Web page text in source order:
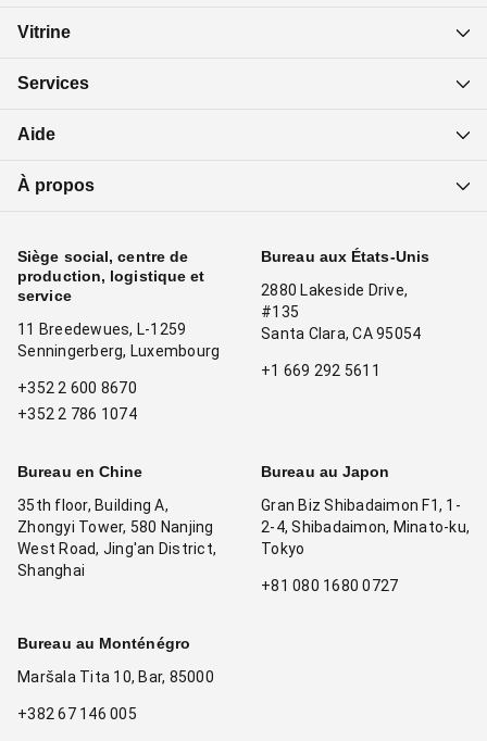
Vitrine
Services
Aide
À propos
Siège social, centre de
production, logistique et
service
11 Breedewues, L-1259
Senningerberg, Luxembourg
+352 2 600 8670
+352 2 786 1074
Bureau aux États-Unis
2880 Lakeside Drive,
#135
Santa Clara, CA 95054
+1 669 292 5611
Bureau en Chine
35th floor, Building A,
Zhongyi Tower, 580 Nanjing
West Road, Jing'an District,
Shanghai
Bureau au Japon
Gran Biz Shibadaimon F1, 1-
2-4, Shibadaimon, Minato-ku,
Tokyo
+81 080 1680 0727
Bureau au Monténégro
Maršala Tita 10, Bar, 85000
+382 67 146 005